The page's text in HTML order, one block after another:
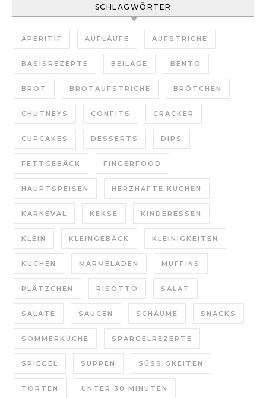
SCHLAGWÖRTER
APERITIF AUFLÄUFE AUFSTRICHE
BASISREZEPTE BEILAGE BENTO
BROT BROTAUFSTRICHE BRÖTCHEN
CHUTNEYS CONFITS CRACKER
CUPCAKES DESSERTS DIPS
FETTGEBÄCK FINGERFOOD
HAUPTSPEISEN HERZHAFTE KUCHEN
KARNEVAL KEKSE KINDERESSEN
KLEIN KLEINGEBÄCK KLEINIGKEITEN
KUCHEN MARMELADEN MUFFINS
PLÄTZCHEN RISOTTO SALAT
SALATE SAUCEN SCHÄUME SNACKS
SOMMERKÜCHE SPARGELREZEPTE
SPIEGEL SUPPEN SÜSSIGKEITEN
TORTEN UNTER 30 MINUTEN